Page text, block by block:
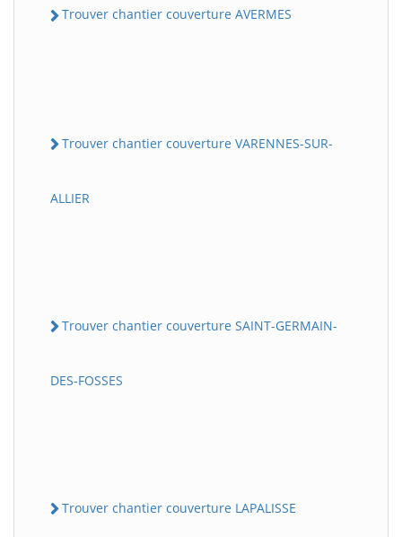
Trouver chantier couverture AVERMES
Trouver chantier couverture VARENNES-SUR-
ALLIER
Trouver chantier couverture SAINT-GERMAIN-
DES-FOSSES
Trouver chantier couverture LAPALISSE